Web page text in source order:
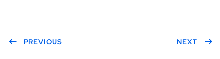
PREVIOUS NEXT